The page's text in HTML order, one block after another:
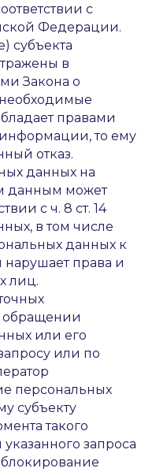
с
Федерации.
субъекта
в
Закона о
правами
то ему
отказ.
данных на
данным может
с ч. 8 ст. 14
в том числе
данных к
права и
лиц.
обращении
или его
или по
персональных
субъекту
такого
запроса